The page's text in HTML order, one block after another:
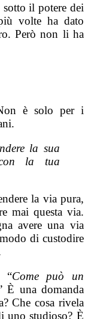
il potere dei
volte ha dato
Però non li ha
è solo per i
la sua
la tua
la via pura,
mai questa via.
avere una via
di custodire
“Come può un
È una domanda
Che cosa rivela
uno studioso? È